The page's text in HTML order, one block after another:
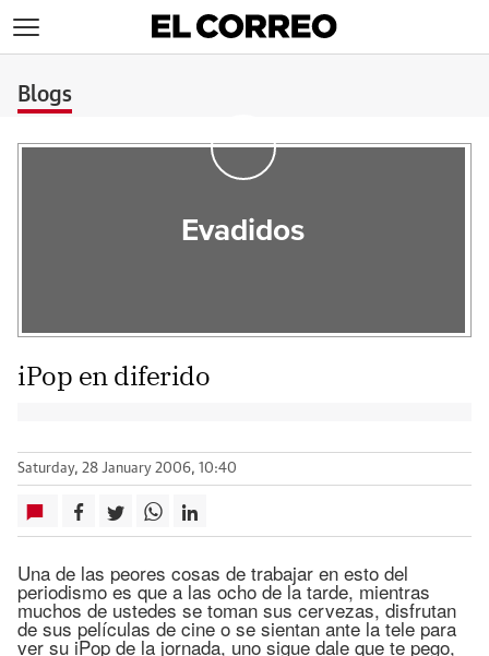
Blogs
Evadidos
iPop en diferido
Saturday, 28 January 2006, 10:40
Una de las peores cosas de trabajar en esto del
periodismo es que a las ocho de la tarde, mientras
muchos de ustedes se toman sus cervezas, disfrutan
de sus películas de cine o se sientan ante la tele para
ver su iPop de la jornada, uno sigue dale que te pego,